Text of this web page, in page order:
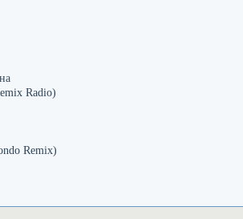
Radio)
Remix)